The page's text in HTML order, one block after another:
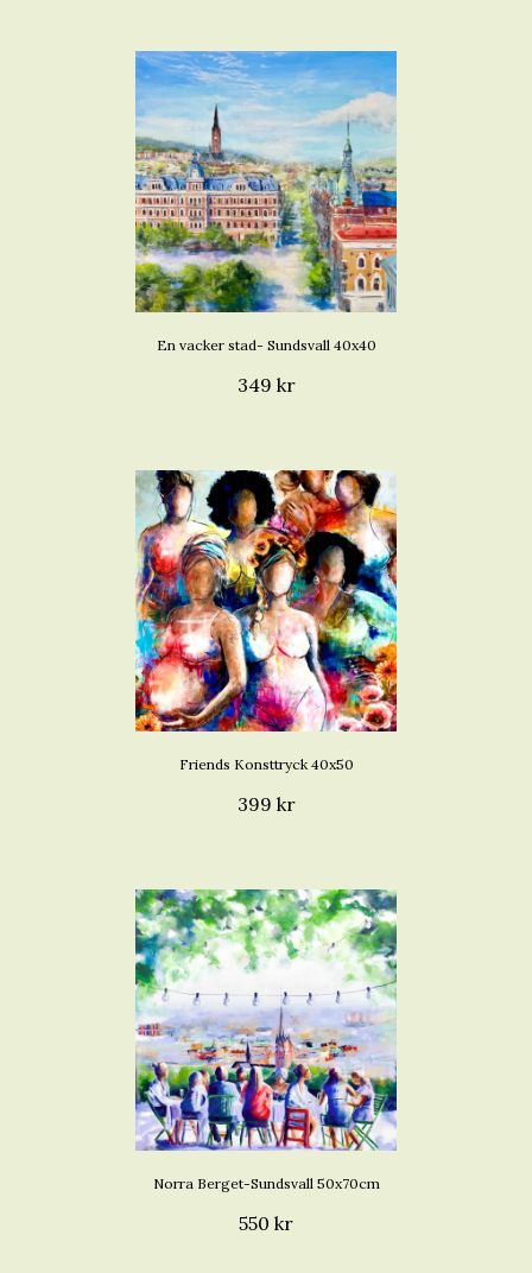
En vacker stad- Sundsvall 40x40
349 kr
Friends Konsttryck 40x50
399 kr
Norra Berget-Sundsvall 50x70cm
550 kr